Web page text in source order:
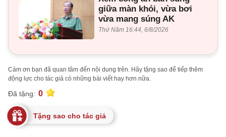
giữa màn khói, vừa bơi
vừa mang súng AK
Thứ Năm 16:44, 6/8/2026
Cảm ơn bạn đã quan tâm đến nội dung trên. Hãy tặng sao để tiếp thêm
động lực cho tác giả có những bài viết hay hơn nữa.
Đã tặng: 0
Tặng sao cho tác giả